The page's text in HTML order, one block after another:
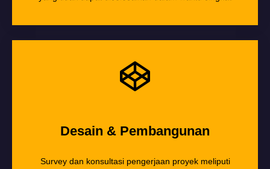
Desain & Pembangunan
Survey dan konsultasi pengerjaan proyek meliputi